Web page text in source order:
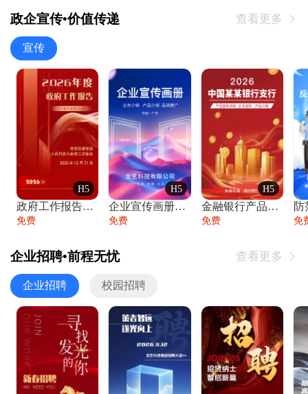
政企宣传•价值传递 查看更多 
宣传
H5
政府工作报告政府年终工作总结
免费
H5
企业宣传画册公司简介产品介绍业务宣传手册
免费
H5
金融银行产品宣传手册企业宣传产品介绍
免费
防
免
企业招聘•前程无忧 查看更多 
企业招聘 校园招聘